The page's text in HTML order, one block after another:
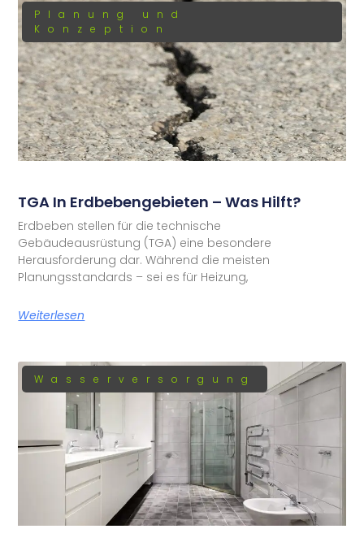
Planung und
Konzeption
TGA In Erdbebengebieten – Was Hilft?
Erdbeben stellen für die technische
Gebäudeausrüstung (TGA) eine besondere
Herausforderung dar. Während die meisten
Planungsstandards – sei es für Heizung,
Weiterlesen
Wasserversorgung